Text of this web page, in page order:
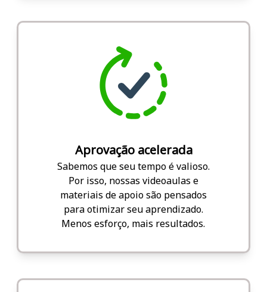
Aprovação acelerada
Sabemos que seu tempo é valioso.
Por isso, nossas videoaulas e
materiais de apoio são pensados
para otimizar seu aprendizado.
Menos esforço, mais resultados.